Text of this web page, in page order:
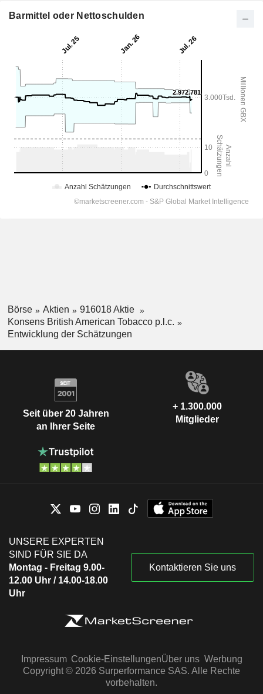
Barmittel oder Nettoschulden
Börse Aktien
916018 Aktie
Konsens British American Tobacco p.l.c.
Entwicklung der Schätzungen
Seit über 20 Jahren
an Ihrer Seite
+ 1.300.000
Mitglieder
UNSERE EXPERTEN
SIND FÜR SIE DA
Montag - Freitag 9.00-
12.00 Uhr / 14.00-18.00
Uhr
Kontaktieren Sie uns
Impressum Cookie-EinstellungenÜber uns Werbung
Copyright © 2026 Surperformance SAS. Alle Rechte
vorbehalten.